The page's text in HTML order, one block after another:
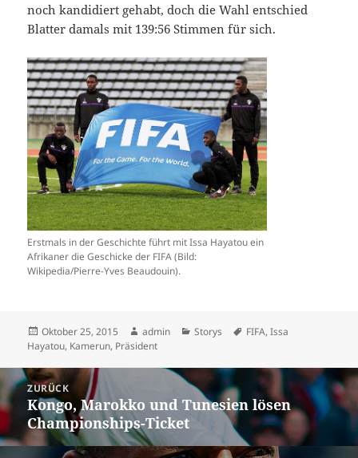
noch kandidiert gehabt, doch die Wahl entschied
Blatter damals mit 139:56 Stimmen für sich.
Erstmals in der Geschichte führt mit Issa Hayatou ein
Afrikaner die Geschicke der FIFA (Bild:
Wikipedia/Pierre-Yves Beaudouin).
Veröffentlicht
am
Oktober 25, 2015 Autor
admin Kategorien
Storys Schlagwörter
FIFA,Issa
Hayatou, Kamerun, Präsident
Beitrags-
Navigation
ZURÜCK
Vorheriger
Beitrag:
Kongo, Marokko und Tunesien lösen
Championships-Ticket